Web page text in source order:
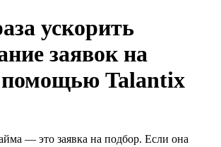
ускорить
заявок на
помощью Talantix
— это заявка на подбор. Если она